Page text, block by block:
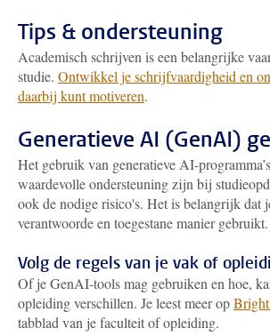
Tips & ondersteuning
Academisch schrijven is een belangrijke
studie. Ontwikkel je schrijfvaardigheid en
daarbij kunt motiveren.
Generatieve AI (GenAI)
Het gebruik van generatieve AI-
waardevolle ondersteuning zijn bij
ook de nodige risico's. Het is belangrijk dat
verantwoorde en toegestane manier gebruikt.
Volg de regels van je vak of
Of je GenAI-tools mag gebruiken en hoe,
opleiding verschillen. Je leest meer op
tabblad van je faculteit of opleiding.